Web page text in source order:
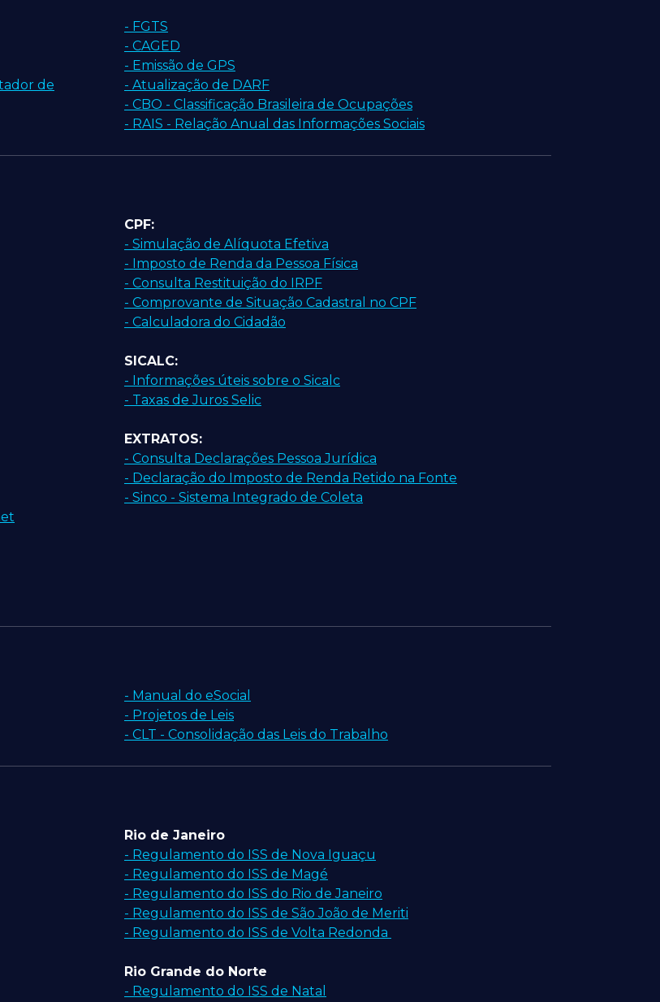
de
- FGTS
- CAGED
- Emissão de GPS
- Atualização de DARF
- CBO - Classificação Brasileira de Ocupações
- RAIS - Relação Anual das Informações Sociais
CPF:
- Simulação de Alíquota Efetiva
- Imposto de Renda da Pessoa Física
- Consulta Restituição do IRPF
- Comprovante de Situação Cadastral no CPF
- Calculadora do Cidadão
SICALC:
- Informações úteis sobre o Sicalc
- Taxas de Juros Selic
EXTRATOS:
- Consulta Declarações Pessoa Jurídica
- Declaração do Imposto de Renda Retido na Fonte
- Sinco - Sistema Integrado de Coleta
- Manual do eSocial
- Projetos de Leis
- CLT - Consolidação das Leis do Trabalho
Rio de Janeiro
- Regulamento do ISS de Nova Iguaçu
- Regulamento do ISS de Magé
- Regulamento do ISS do Rio de Janeiro
- Regulamento do ISS de São João de Meriti
- Regulamento do ISS de Volta Redonda
Rio Grande do Norte
- Regulamento do ISS de Natal